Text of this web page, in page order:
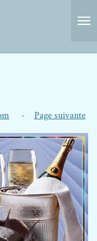
- Page suivante